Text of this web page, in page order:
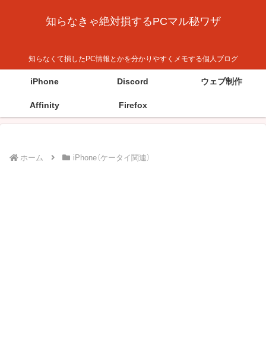
知らなきゃ絶対損するPCマル秘ワザ
知らなくて損したPC情報とかを分かりやすくメモする個人ブログ
iPhone Discord ウェブ制作
Affinity Firefox
ホーム iPhone（ケータイ関連）